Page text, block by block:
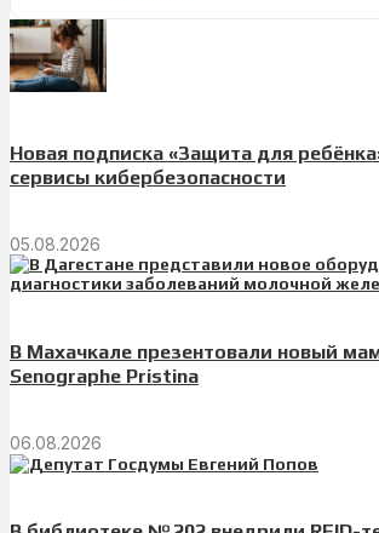
Новая подписка «Защита для
сервисы кибербезопасности
05.08.2026
В Махачкале презентовали новый
Senographe Pristina
06.08.2026